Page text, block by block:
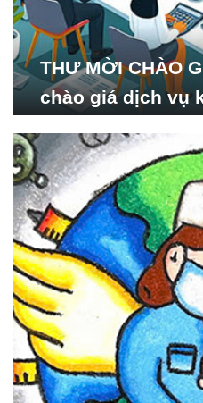
THƯ MỜI CHÀO
chào giá dịch vụ
Nghiên cứu Phát
hội_ISDS)